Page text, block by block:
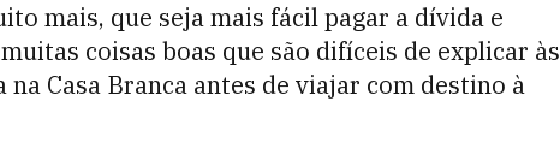
mais, que seja mais fácil pagar a dívida e
coisas boas que são difíceis de explicar às
na Casa Branca antes de viajar com destino à